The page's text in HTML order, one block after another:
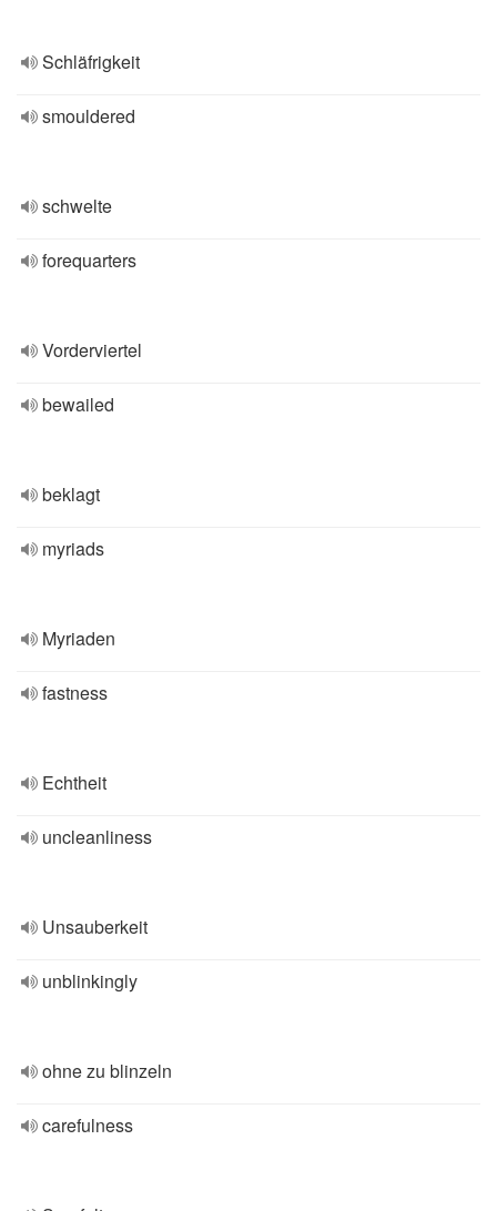
Schläfrigkeit
smouldered
schwelte
forequarters
Vorderviertel
bewailed
beklagt
myriads
Myriaden
fastness
Echtheit
uncleanliness
Unsauberkeit
unblinkingly
ohne zu blinzeln
carefulness